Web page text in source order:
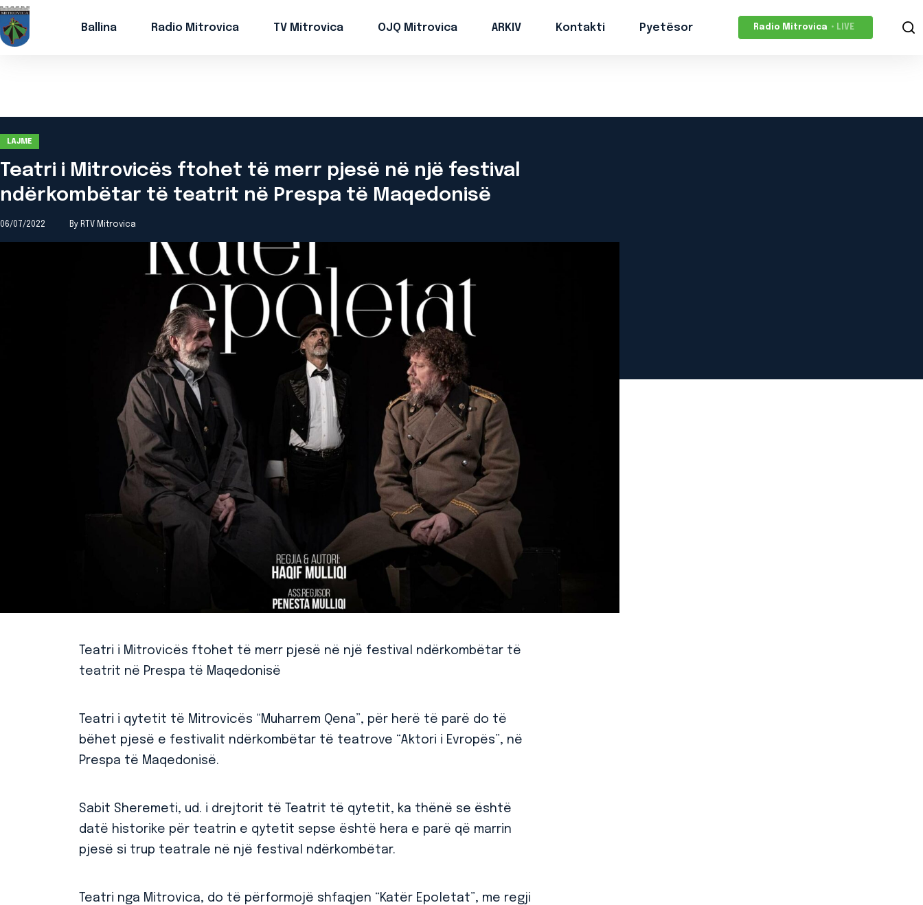
Ballina Radio Mitrovica TV Mitrovica OJQ Mitrovica ARKIV Kontakti Pyetësor Radio Mitrovica • LIVE
LAJME
Teatri i Mitrovicës ftohet të merr pjesë në një festival
ndërkombëtar të teatrit në Prespa të Maqedonisë
06/07/2022 By RTV Mitrovica
Teatri i Mitrovicës ftohet të merr pjesë në një festival ndërkombëtar të
teatrit në Prespa të Maqedonisë
Teatri i qytetit të Mitrovicës “Muharrem Qena”, për herë të parë do të
bëhet pjesë e festivalit ndërkombëtar të teatrove “Aktori i Evropës”, në
Prespa të Maqedonisë.
Sabit Sheremeti, ud. i drejtorit të Teatrit të qytetit, ka thënë se është
datë historike për teatrin e qytetit sepse është hera e parë që marrin
pjesë si trup teatrale në një festival ndërkombëtar.
Teatri nga Mitrovica, do të përformojë shfaqjen “Katër Epoletat”, me regji